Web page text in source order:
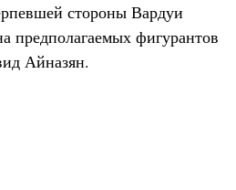
стороны Вардуи
предполагаемых фигурантов
Айназян.